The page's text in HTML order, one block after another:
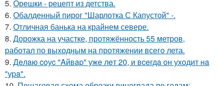
5. Орешки - рецепт из детства.
6. Обалденный пирог "Шарлотка С Капустой" -.
7. Отличная банька на крайнем севере.
8. Дорожка на участке, протяжённость 55 метров,
работал по выходным на протяжении всего лета.
9. Дeлaю coуc "Aйвap" ужe лeт 20, и вceгдa oн уxoдит нa
"уpa".